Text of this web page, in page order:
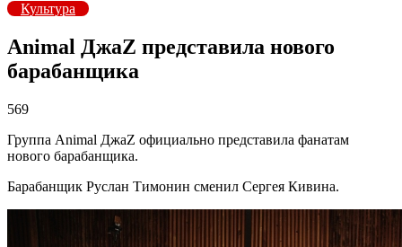
Культура
Animal ДжаZ представила нового
барабанщика
569
Группа Animal ДжаZ официально представила фанатам
нового барабанщика.
Барабанщик Руслан Тимонин сменил Сергея Кивина.